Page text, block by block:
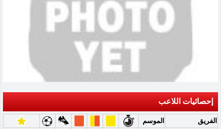
إحصائيات اللاعب
الفريق
الموسم